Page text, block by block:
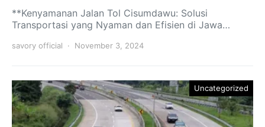
**Kenyamanan Jalan Tol Cisumdawu: Solusi
Transportasi yang Nyaman dan Efisien di Jawa…
savory official November 3, 2024
Uncategorized